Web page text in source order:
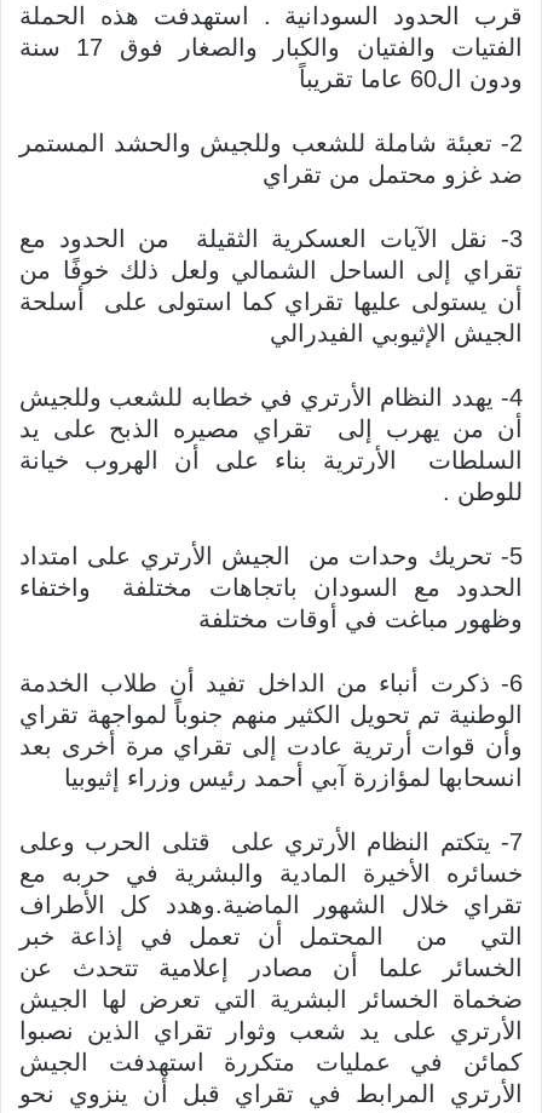
قرب الحدود السودانية . استهدفت هذه الحملة
الفتيات والفتيان والكبار والصغار فوق 17 سنة
ودون ال60 عاما تقريباً
2- تعبئة شاملة للشعب وللجيش والحشد المستمر
ضد غزو محتمل من تقراي
3- نقل الآيات العسكرية الثقيلة من الحدود مع
تقراي إلى الساحل الشمالي ولعل ذلك خوفًا من
أن يستولى عليها تقراي كما استولى على أسلحة
الجيش الإثيوبي الفيدرالي
4- يهدد النظام الأرتري في خطابه للشعب وللجيش
أن من يهرب إلى تقراي مصيره الذبح على يد
السلطات الأرترية بناء على أن الهروب خيانة
للوطن .
5- تحريك وحدات من الجيش الأرتري على امتداد
الحدود مع السودان باتجاهات مختلفة واختفاء
وظهور مباغت في أوقات مختلفة
6- ذكرت أنباء من الداخل تفيد أن طلاب الخدمة
الوطنية تم تحويل الكثير منهم جنوباً لمواجهة تقراي
وأن قوات أرترية عادت إلى تقراي مرة أخرى بعد
انسحابها لمؤازرة آبي أحمد رئيس وزراء إثيوبيا
7- يتكتم النظام الأرتري على قتلى الحرب وعلى
خسائره الأخيرة المادية والبشرية في حربه مع
تقراي خلال الشهور الماضية.وهدد كل الأطراف
التي من المحتمل أن تعمل في إذاعة خبر
الخسائر علما أن مصادر إعلامية تتحدث عن
ضخماة الخسائر البشرية التي تعرض لها الجيش
الأرتري على يد شعب وثوار تقراي الذين نصبوا
كمائن في عمليات متكررة استهدفت الجيش
الأرتري المرابط في تقراي قبل أن ينزوي نحو